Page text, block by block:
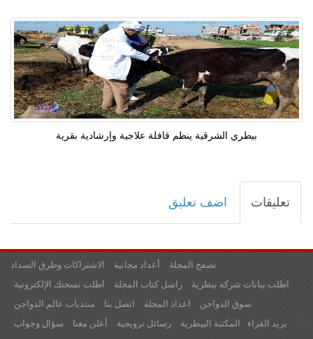
بيطري الشرقية ينظم قافلة علاجية وإرشادية بقرية
تعليقات اضف تعليق
الاشتراكات وطرق السداد أعداد مجانية
تصفح المجلة
اطلب نسختك الإلكترونية
راسل كتاب المجلة
اطلب بيانات شركة بيطرية
منتديات عالم الدواجن
اتصل بنا اعداد المجلة
سوق الدواجن
سؤال وجواب
أعلن معنا رسائل ترويجية المكتبة البيطرية
بريد القراء